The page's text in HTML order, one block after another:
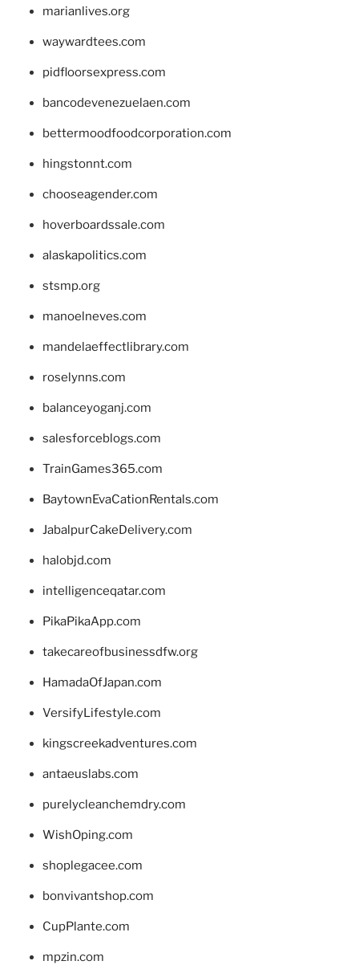
marianlives.org
waywardtees.com
pidfloorsexpress.com
bancodevenezuelaen.com
bettermoodfoodcorporation.com
hingstonnt.com
chooseagender.com
hoverboardssale.com
alaskapolitics.com
stsmp.org
manoelneves.com
mandelaeffectlibrary.com
roselynns.com
balanceyoganj.com
salesforceblogs.com
TrainGames365.com
BaytownEvaCationRentals.com
JabalpurCakeDelivery.com
halobjd.com
intelligenceqatar.com
PikaPikaApp.com
takecareofbusinessdfw.org
HamadaOfJapan.com
VersifyLifestyle.com
kingscreekadventures.com
antaeuslabs.com
purelycleanchemdry.com
WishOping.com
shoplegacee.com
bonvivantshop.com
CupPlante.com
mpzin.com